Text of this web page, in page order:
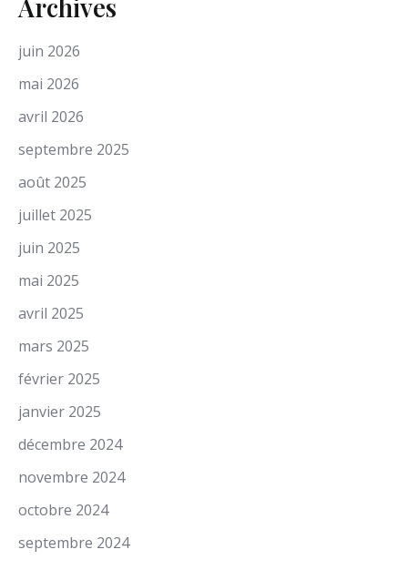
Archives
juin 2026
mai 2026
avril 2026
septembre 2025
août 2025
juillet 2025
juin 2025
mai 2025
avril 2025
mars 2025
février 2025
janvier 2025
décembre 2024
novembre 2024
octobre 2024
septembre 2024